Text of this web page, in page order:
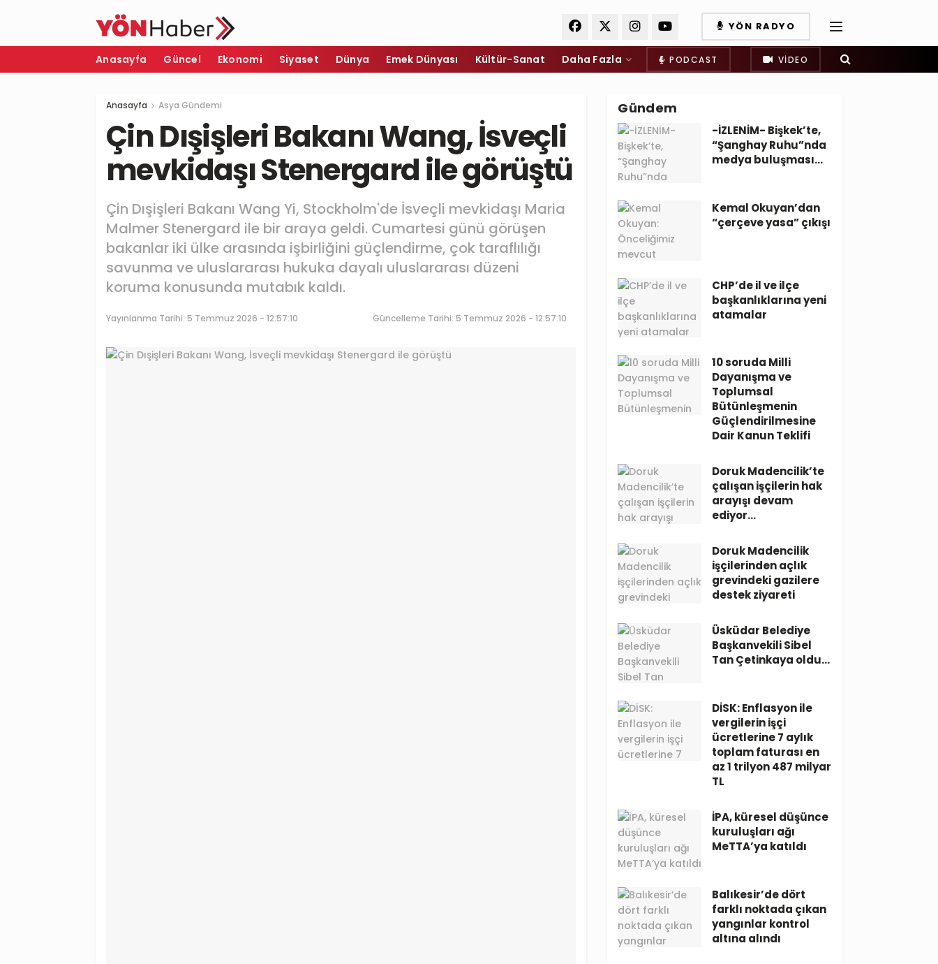
YÖN RADYO
Anasayfa Güncel Ekonomi Siyaset Dünya Emek Dünyası Kültür-Sanat Daha Fazla PODCAST VIDEO
Anasayfa Asya Gündemi
Çin Dışişleri Bakanı Wang, İsveçli
mevkidaşı Stenergard ile görüştü
Çin Dışişleri Bakanı Wang Yi, Stockholm'de İsveçli mevkidaşı Maria
Malmer Stenergard ile bir araya geldi. Cumartesi günü görüşen
bakanlar iki ülke arasında işbirliğini güçlendirme, çok taraflılığı
savunma ve uluslararası hukuka dayalı uluslararası düzeni
koruma konusunda mutabık kaldı.
Yayınlanma Tarihi: 5 Temmuz 2026 - 12:57:10 Güncelleme Tarihi: 5 Temmuz 2026 - 12:57:10
Gündem
-İZLENİM- Bişkek’te,
“Şanghay Ruhu”nda
medya buluşması…
Kemal Okuyan’dan
“çerçeve yasa” çıkışı
CHP’de il ve ilçe
başkanlıklarına yeni
atamalar
10 soruda Milli
Dayanışma ve
Toplumsal
Bütünleşmenin
Güçlendirilmesine
Dair Kanun Teklifi
Doruk Madencilik’te
çalışan işçilerin hak
arayışı devam
ediyor…
Doruk Madencilik
işçilerinden açlık
grevindeki gazilere
destek ziyareti
Üsküdar Belediye
Başkanvekili Sibel
Tan Çetinkaya oldu…
DİSK: Enflasyon ile
vergilerin işçi
ücretlerine 7 aylık
toplam faturası en
az 1 trilyon 487 milyar
TL
İPA, küresel düşünce
kuruluşları ağı
MeTTA’ya katıldı
Balıkesir’de dört
farklı noktada çıkan
yangınlar kontrol
altına alındı